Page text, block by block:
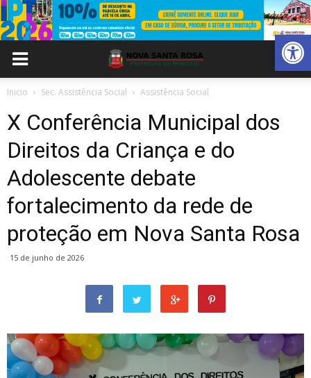
Abrir
Inicio Sec. Assistência Social Assistência Social
X Conferência Municipal dos
Direitos da Criança e do
Adolescente debate
fortalecimento da rede de
proteção em Nova Santa Rosa
15 de junho de 2026